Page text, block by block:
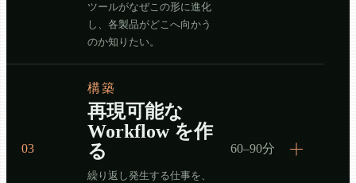
ツールがなぜこの形に進化
し、各製品がどこへ向かう
のか知りたい。
03
構築
再現可能な
Workflow を作
る
繰り返し発生する仕事を、
60–90分